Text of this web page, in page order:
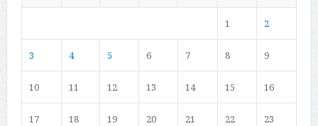
1 2
3 4 5 6 7 8 9
10 11 12 13 14 15 16
17 18 19 20 21 22 23